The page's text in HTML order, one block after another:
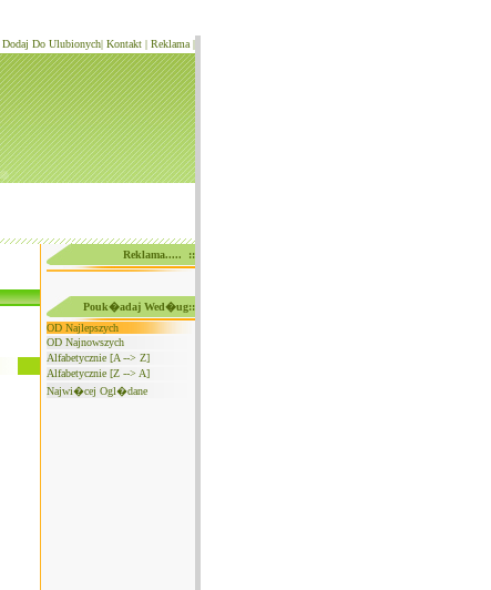
Dodaj Do Ulubionych| Kontakt | Reklama |
Reklama..... ::
Pouk�adaj Wed�ug::
OD Najlepszych
OD Najnowszych
Alfabetycznie [A --> Z]
Alfabetycznie [Z --> A]
Najwi�cej Ogl�dane